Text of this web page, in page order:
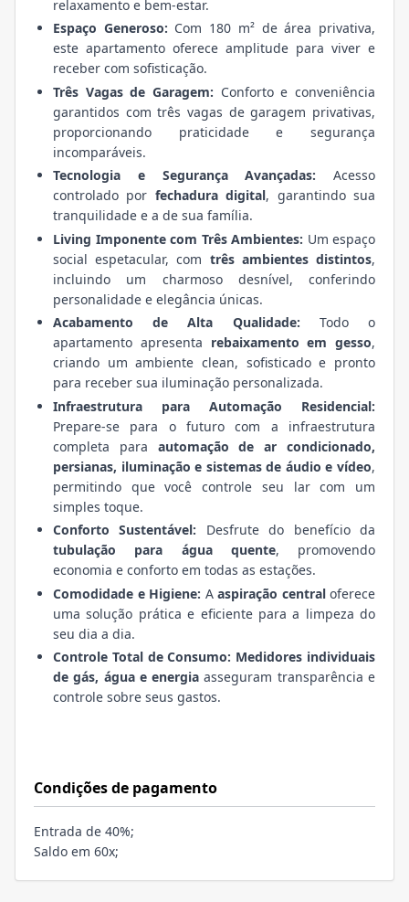
relaxamento e bem-estar.
Espaço Generoso: Com 180 m² de área privativa,
este apartamento oferece amplitude para viver e
receber com sofisticação.
Três Vagas de Garagem: Conforto e conveniência
garantidos com três vagas de garagem privativas,
proporcionando praticidade e segurança
incomparáveis.
Tecnologia e Segurança Avançadas: Acesso
controlado por fechadura digital, garantindo sua
tranquilidade e a de sua família.
Living Imponente com Três Ambientes: Um espaço
social espetacular, com três ambientes distintos,
incluindo um charmoso desnível, conferindo
personalidade e elegância únicas.
Acabamento de Alta Qualidade: Todo o
apartamento apresenta rebaixamento em gesso,
criando um ambiente clean, sofisticado e pronto
para receber sua iluminação personalizada.
Infraestrutura para Automação Residencial:
Prepare-se para o futuro com a infraestrutura
completa para automação de ar condicionado,
persianas, iluminação e sistemas de áudio e vídeo,
permitindo que você controle seu lar com um
simples toque.
Conforto Sustentável: Desfrute do benefício da
tubulação para água quente, promovendo
economia e conforto em todas as estações.
Comodidade e Higiene: A aspiração centraloferece
uma solução prática e eficiente para a limpeza do
seu dia a dia.
Controle Total de Consumo: Medidores individuais
de gás, água e energia asseguram transparência e
controle sobre seus gastos.
Condições de pagamento
Entrada de 40%;
Saldo em 60x;